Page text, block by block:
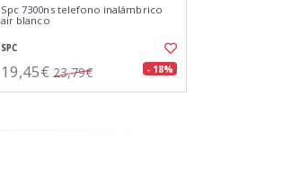
Spc 7300ns telefono inalámbrico
air blanco
SPC
19,45€ 23,79€ - 18%